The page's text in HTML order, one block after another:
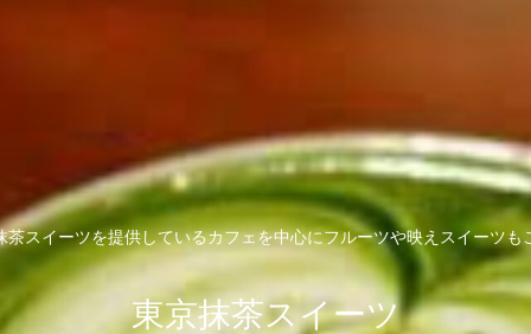
茶スイーツを提供しているカフェを中心にフルーツや映えスイーツも
東京抹茶スイーツ